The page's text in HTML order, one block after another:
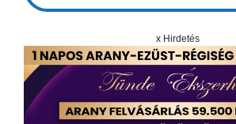
x Hirdetés